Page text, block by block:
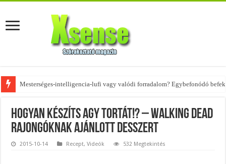
Mesterséges-intelligencia-lufi vagy valódi forradalom? Egybefonódó
Az övtáskák továbbra is trendik – nézd meg, milyen stílusokhoz illenek!
Hogyan készíts agy tortát!? – Walking Dead
rajongóknak ajánlott desszert
2015-10-14 Recept,Videók 532 Megtekintés